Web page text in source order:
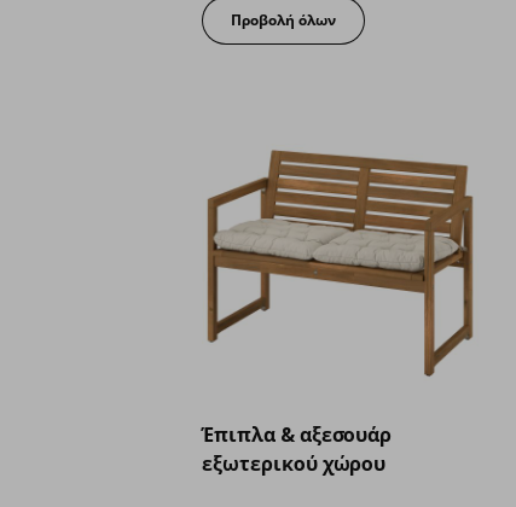
Προβολή όλων
Έπιπλα & αξεσουάρ
εξωτερικού χώρου